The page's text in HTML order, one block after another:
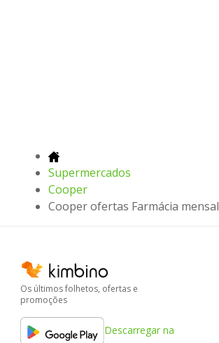
Supermercados
Cooper
Cooper ofertas Farmácia mensal
Os últimos folhetos, ofertas e
promoções
Descarregar na